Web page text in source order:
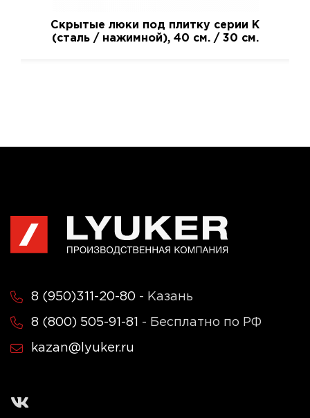
Скрытые люки под плитку серии K
(сталь / нажимной), 40 см. / 30 см.
8 (950)311-20-80 - Казань
8 (800) 505-91-81 - Бесплатно по РФ
kazan@lyuker.ru